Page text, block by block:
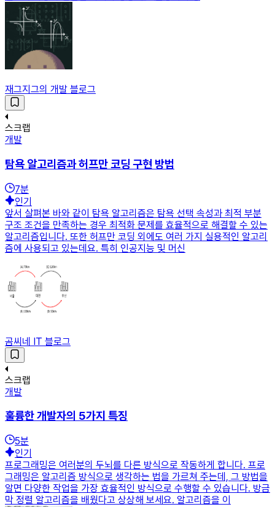
재그지그의 개발 블로그
스크랩
개발
탐욕 알고리즘과 허프만 코딩 구현 방법
7분
인기
앞서 살펴본 바와 같이 탐욕 알고리즘은 탐욕 선택 속성과 최적 부분
구조 조건을 만족하는 경우 최적화 문제를 효율적으로 해결할 수 있는
알고리즘입니다. 또한 허프만 코딩 외에도 여러 가지 실용적인 알고리
즘에 사용되고 있는데요. 특히 인공지능 및 머신
곰씨네 IT 블로그
스크랩
개발
훌륭한 개발자의 5가지 특징
5분
인기
프로그래밍은 여러분의 두뇌를 다른 방식으로 작동하게 합니다. 프로
그래밍은 알고리즘 방식으로 생각하는 법을 가르쳐 주는데, 그 방법을
알면 다양한 작업을 가장 효율적인 방식으로 수행할 수 있습니다. 방금
막 정렬 알고리즘을 배웠다고 상상해 보세요. 알고리즘을 이